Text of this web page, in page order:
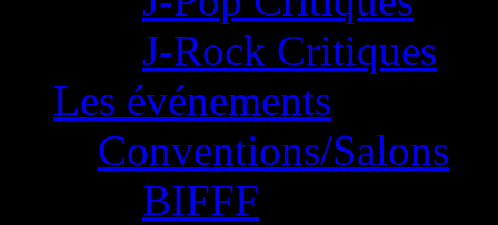
J-Rock Critiques
Les événements
Conventions/Salons
BIFFF